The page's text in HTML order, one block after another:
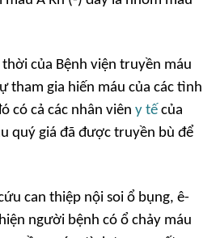
của Bệnh viện truyền máu
tham gia hiến máu của các tình
có cả các nhân viên y tế của
quý giá đã được truyền bù để
can thiệp nội soi ổ bụng, ê-
người bệnh có ổ chảy máu